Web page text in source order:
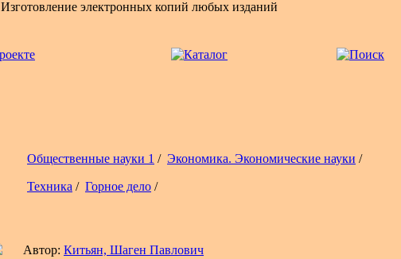
Изготовление электронных копий любых изданий
Общественные науки 1 / Экономика. Экономические науки /
Техника / Горное дело /
Автор: Китьян, Шаген Павлович